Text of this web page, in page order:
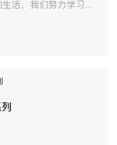
活，我们努力学习，
色。但褪去繁华，卸
屋二人三餐四季... ，